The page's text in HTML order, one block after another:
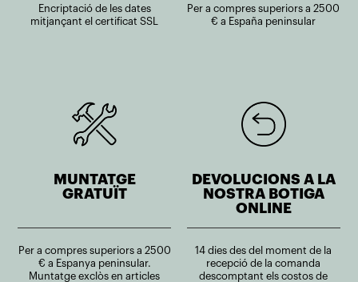
Encriptació de les dates
mitjançant el certificat SSL
Per a compres superiors a 2500
€ a España peninsular
MUNTATGE
GRATUÏT
Per a compres superiors a 2500
€ a Espanya peninsular.
Muntatge exclòs en articles
DEVOLUCIONS A LA
NOSTRA BOTIGA
ONLINE
14 dies des del moment de la
recepció de la comanda
descomptant els costos de